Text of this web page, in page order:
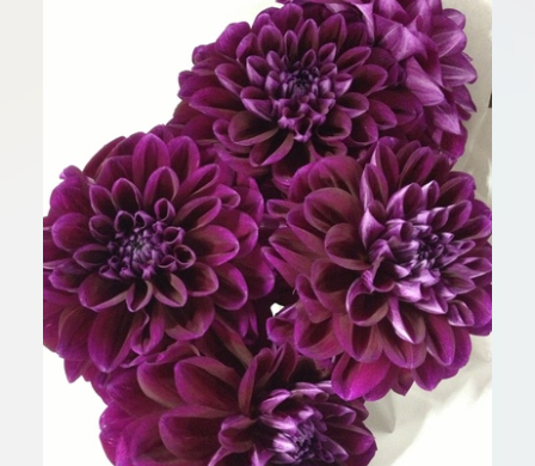
川崎加工部
いて
お問
せ
EN
flore21
official instagram
Tokyo
shokubutsu zufu